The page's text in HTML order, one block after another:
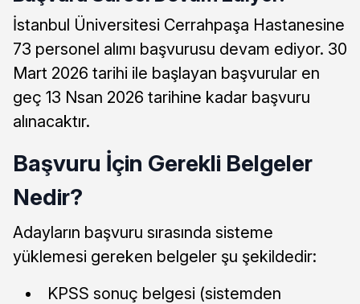
İstanbul Üniversitesi Cerrahpaşa Hastanesine
73 personel alımı başvurusu devam ediyor. 30
Mart 2026 tarihi ile başlayan başvurular en
geç 13 Nsan 2026 tarihine kadar başvuru
alınacaktır.
Başvuru İçin Gerekli Belgeler
Nedir?
Adayların başvuru sırasında sisteme
yüklemesi gereken belgeler şu şekildedir:
KPSS sonuç belgesi (sistemden